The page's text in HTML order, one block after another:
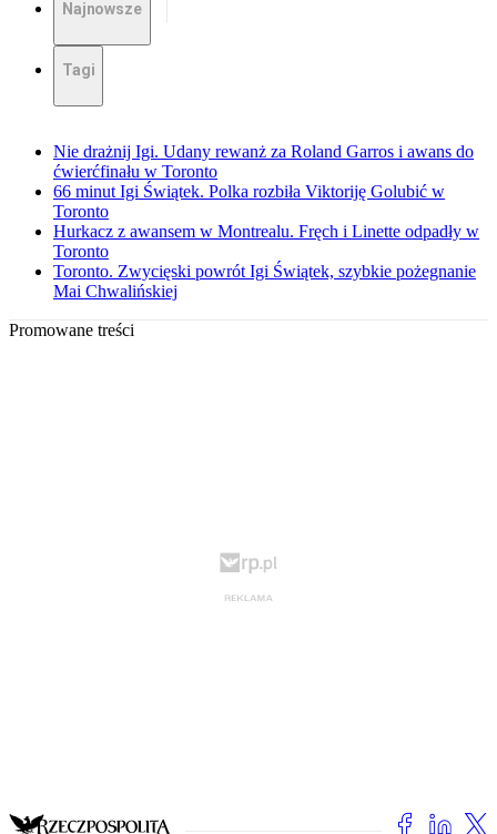
Najnowsze
Tagi
Nie drażnij Igi. Udany rewanż za Roland Garros i awans do
ćwierćfinału w Toronto
66 minut Igi Świątek. Polka rozbiła Viktoriję Golubić w
Toronto
Hurkacz z awansem w Montrealu. Fręch i Linette odpadły w
Toronto
Toronto. Zwycięski powrót Igi Świątek, szybkie pożegnanie
Mai Chwalińskiej
Promowane treści